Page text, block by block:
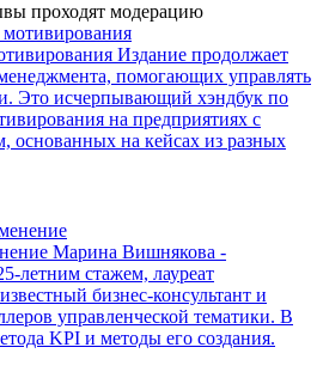
проходят модерацию
Издание продолжает
помогающих управлять
Это исчерпывающий хэндбук по
на предприятиях с
основанных на кейсах из разных
Марина Вишнякова -
летним стажем, лауреат
бизнес-консультант и
управленческой тематики. В
KPI и методы его создания.